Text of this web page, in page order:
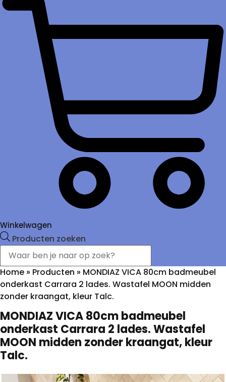
Winkelwagen
Producten zoeken
Home » Producten » MONDIAZ VICA 80cm badmeubel
onderkast Carrara 2 lades. Wastafel MOON midden
zonder kraangat, kleur Talc.
MONDIAZ VICA 80cm badmeubel
onderkast Carrara 2 lades. Wastafel
MOON midden zonder kraangat, kleur
Talc.